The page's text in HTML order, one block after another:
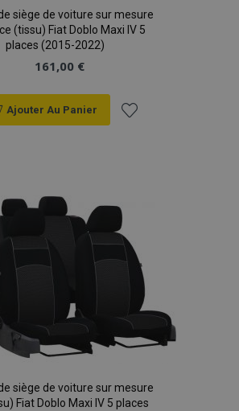
siège de voiture sur mesure
(tissu) Fiat Doblo Maxi IV 5
places (2015-2022)
161,00 €
Ajouter Au Panier
liste
d'achats
siège de voiture sur mesure
Fiat Doblo Maxi IV 5 places